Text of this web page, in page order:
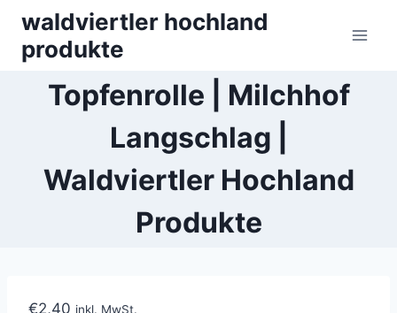
content
waldviertler hochland
produkte
Topfenrolle | Milchhof
Langschlag |
Waldviertler Hochland
Produkte
€2,40 inkl. MwSt.